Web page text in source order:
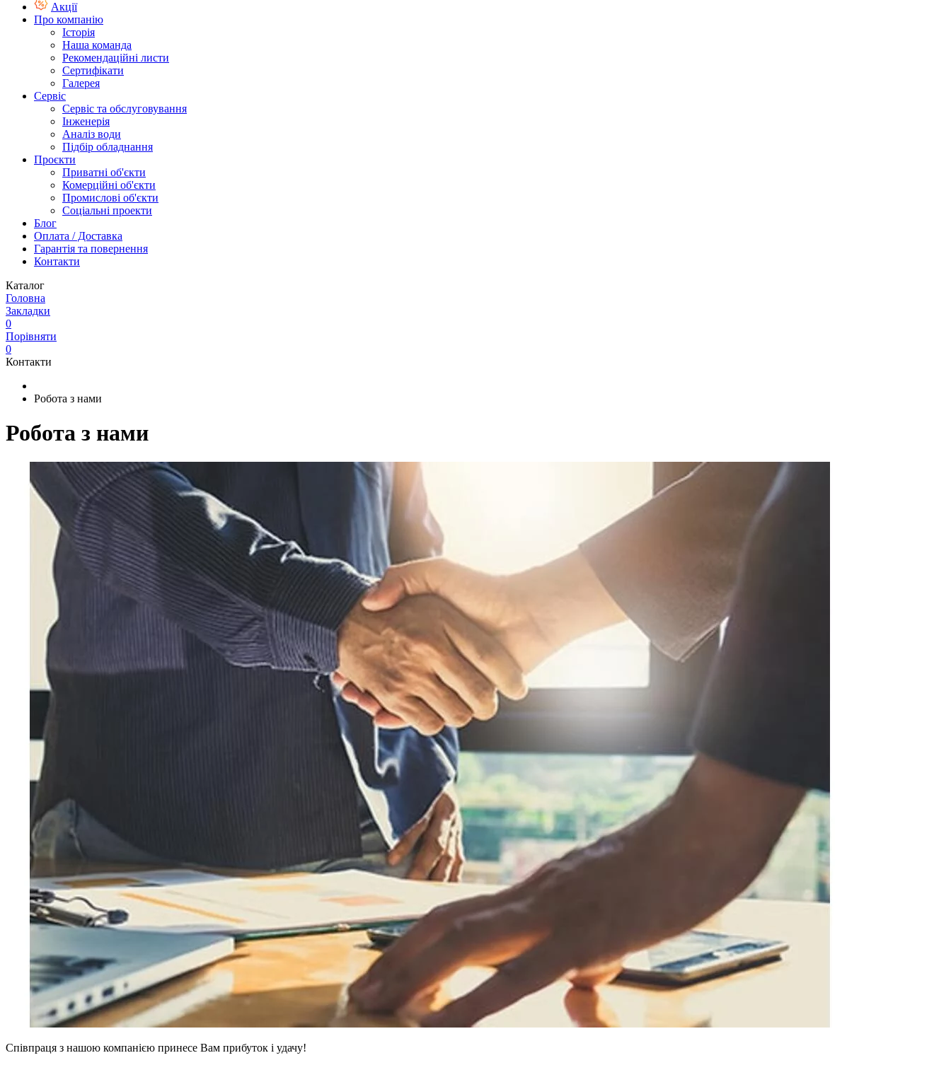
Акції
Про компанію
Історія
Наша команда
Рекомендаційні листи
Сертифікати
Галерея
Сервіс
Сервіс та обслуговування
Інженерія
Аналіз води
Підбір обладнання
Проєкти
Приватні об'єкти
Комерційні об'єкти
Промислові об'єкти
Соціальні проекти
Блог
Оплата / Доставка
Гарантія та повернення
Контакти
Каталог
Головна
Закладки
0
Порівняти
0
Контакти
Робота з нами
Робота з нами
Співпраця з нашою компанією принесе Вам прибуток і удачу!